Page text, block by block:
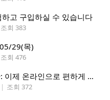
고 구입하실 수 있습니다
조회 383
29(목)
조회 476
[라파헬스] *캐나다 발효 공진단: 이제 온라인으로 편하게 구매하세요.*
| 조회 372